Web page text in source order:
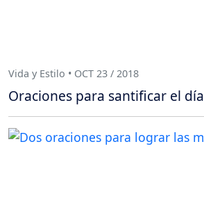
Vida y Estilo • OCT 23 / 2018
Oraciones para santificar el día